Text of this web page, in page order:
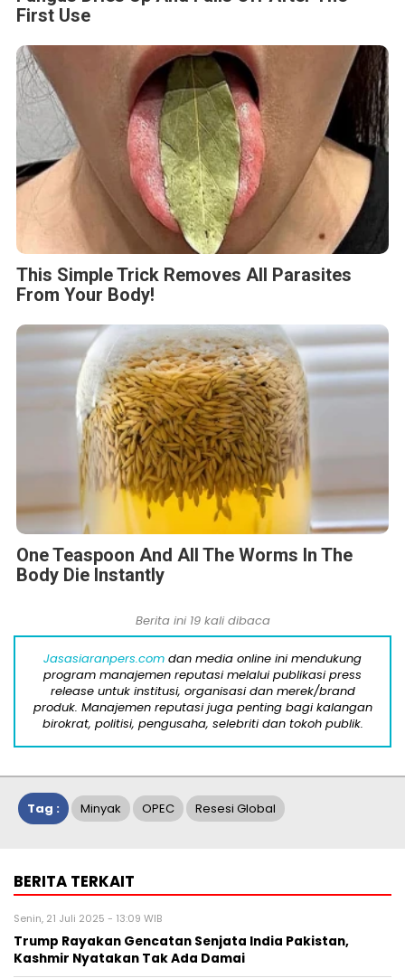
First Use
This Simple Trick Removes All Parasites
From Your Body!
One Teaspoon And All The Worms In The
Body Die Instantly
Berita ini 19 kali dibaca
Jasasiaranpers.com dan media online ini mendukung
program manajemen reputasi melalui publikasi press
release untuk institusi, organisasi dan merek/brand
produk. Manajemen reputasi juga penting bagi kalangan
birokrat, politisi, pengusaha, selebriti dan tokoh publik.
Tag : Minyak OPEC Resesi Global
BERITA TERKAIT
Senin, 21 Juli 2025 - 13:09 WIB
Trump Rayakan Gencatan Senjata India Pakistan,
Kashmir Nyatakan Tak Ada Damai